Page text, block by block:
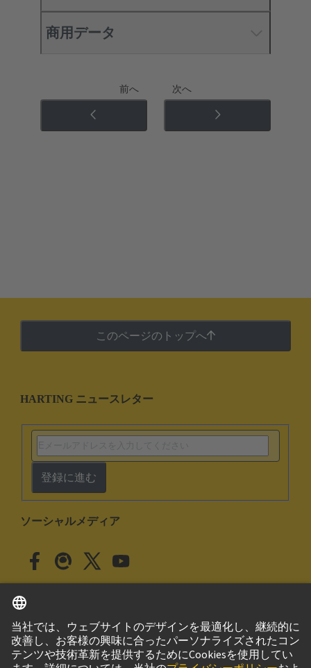
商用データ
前へ 次へ
このページのトップへ
HARTING ニュースレター
登録に進む
ソーシャルメディア
日本 日本語